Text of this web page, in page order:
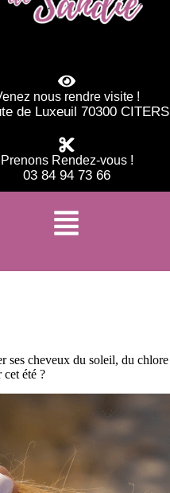
nous rendre visite !
de Luxeuil 70300 CITERS
Prenons Rendez-vous !
03 84 94 73 66
ses cheveux du soleil, du chlore
cet été ?